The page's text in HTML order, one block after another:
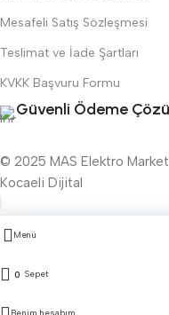
Mesafeli Satış Sözleşmesi
Teslimat ve İade Şartları
KVKK Başvuru Formu
Güvenli Ödeme
© 2025 MAS Elektro Market |
Kocaeli Dijital
Menü
0 Sepet